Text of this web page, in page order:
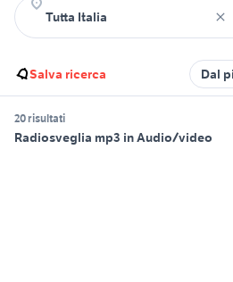
Salva ricerca Dal
20 risultati
Radiosveglia mp3 in Audio/video